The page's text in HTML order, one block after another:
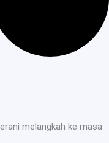
melangkah ke masa